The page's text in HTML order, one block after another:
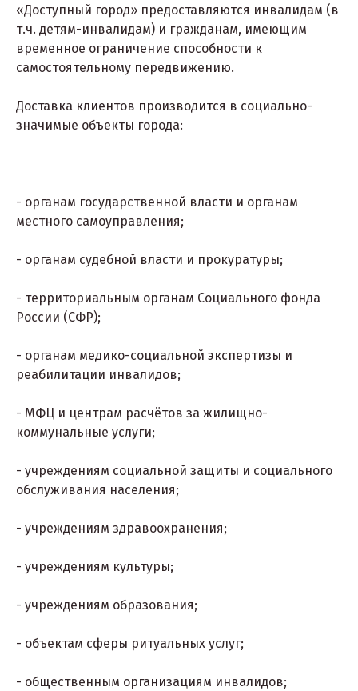
«Доступный город» предоставляются инвалидам (в
т.ч. детям-инвалидам) и гражданам, имеющим
временное ограничение способности к
самостоятельному передвижению.
Доставка клиентов производится в социально-
значимые объекты города:
- органам государственной власти и органам
местного самоуправления;
- органам судебной власти и прокуратуры;
- территориальным органам Социального фонда
России (СФР);
- органам медико-социальной экспертизы и
реабилитации инвалидов;
- МФЦ и центрам расчётов за жилищно-
коммунальные услуги;
- учреждениям социальной защиты и социального
обслуживания населения;
- учреждениям здравоохранения;
- учреждениям культуры;
- учреждениям образования;
- объектам сферы ритуальных услуг;
- общественным организациям инвалидов;